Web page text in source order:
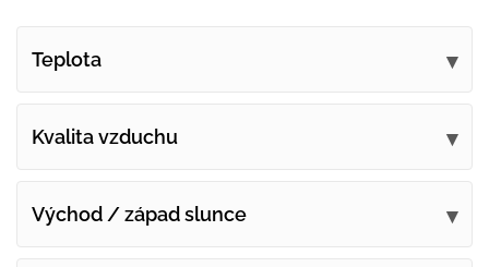
Teplota
Kvalita vzduchu
Východ / západ slunce